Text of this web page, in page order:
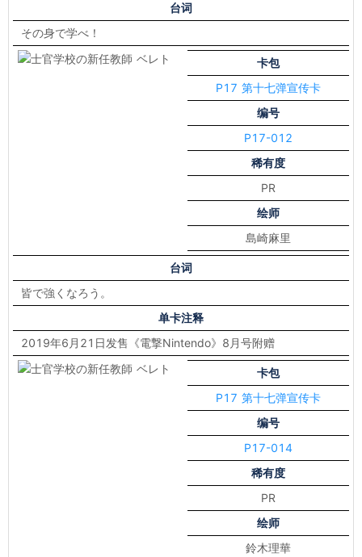
台词
その身で学べ！
卡包
P17 第十七弹宣传卡
编号
P17-012
稀有度
PR
绘师
島崎麻里
台词
皆で強くなろう。
单卡注释
2019年6月21日发售《電撃Nintendo》8月号附赠
卡包
P17 第十七弹宣传卡
编号
P17-014
稀有度
PR
绘师
鈴木理華